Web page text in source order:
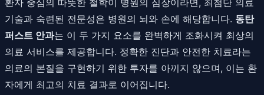
기술과 숙련된 전문성은 병원의 뇌와 손에 해당합니다. 동탄
퍼스트 안과는 이 두 가지 요소를 완벽하게 조화시켜 최상의
의료 서비스를 제공합니다. 정확한 진단과 안전한 치료라는
의료의 본질을 구현하기 위한 투자를 아끼지 않으며, 이는 환
자에게 최고의 치료 결과로 이어집니다.